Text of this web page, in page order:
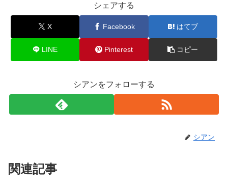
シェアする
X Facebook はてブ
LINE Pinterest コピー
シアンをフォローする
シアン
関連記事